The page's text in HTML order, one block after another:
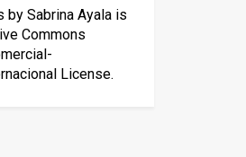
by Sabrina Ayalais
Commons
License.